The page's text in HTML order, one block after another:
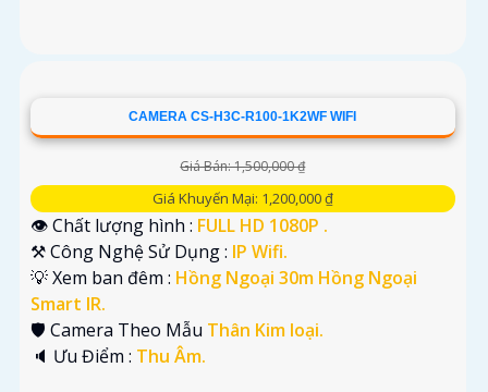
CAMERA CS-H3C-R100-1K2WF WIFI
Giá Bán: 1,500,000 ₫
Giá Khuyến Mại: 1,200,000 ₫
👁 Chất lượng hình : FULL HD 1080P .
⚒ Công Nghệ Sử Dụng : IP Wifi.
💡 Xem ban đêm : Hồng Ngoại 30m Hồng Ngoại
Smart IR.
🛡 Camera Theo Mẫu Thân Kim loại.
️🔈 Ưu Điểm : Thu Âm.